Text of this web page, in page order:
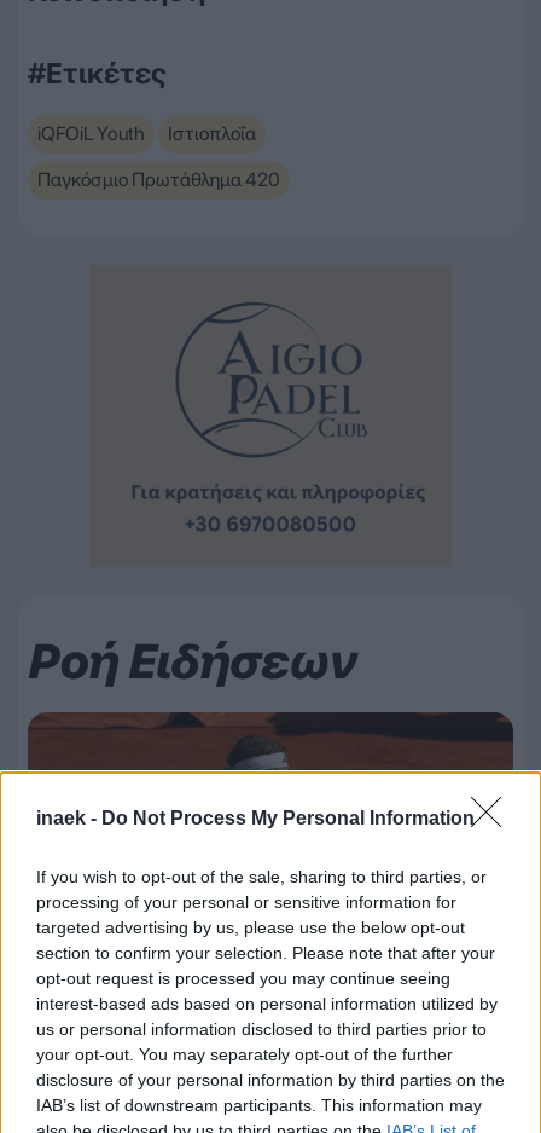
inaek - Do Not Process My Personal Information
If you wish to opt-out of the sale, sharing to third parties, or
processing of your personal or sensitive information for
targeted advertising by us, please use the below opt-out
section to confirm your selection. Please note that after your
opt-out request is processed you may continue seeing
interest-based ads based on personal information utilized by
us or personal information disclosed to third parties prior to
your opt-out. You may separately opt-out of the further
disclosure of your personal information by third parties on the
IAB’s list of downstream participants. This information may
#Ετικέτες
iQFOiL Youth
Ιστιοπλοΐα
Παγκόσμιο Πρωτάθλημα 420
Ροή Ειδήσεων
09.08.2026, 23:31
Τσιτσιπάς: Απέφυγε τα προκριματικά και μπήκε